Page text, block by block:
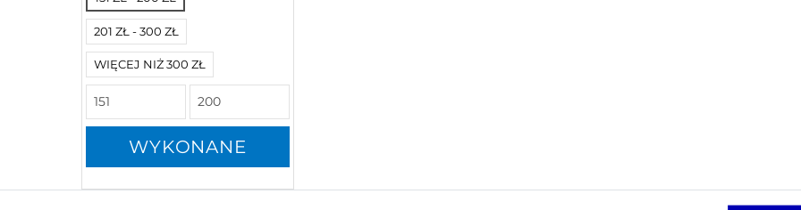
201 ZŁ - 300 ZŁ
WIĘCEJ NIŻ 300 ZŁ
WYKONANE